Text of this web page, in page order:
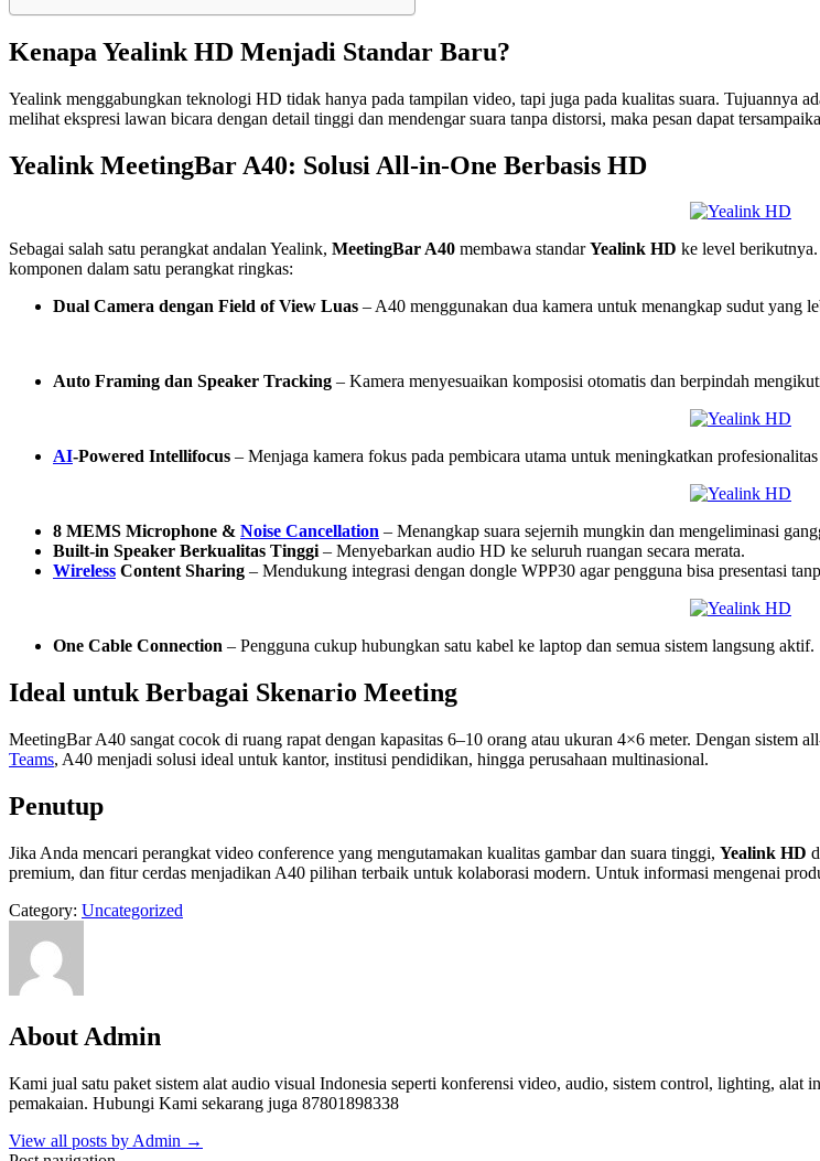
Kenapa Yealink HD Menjadi Standar Baru?
Yealink menggabungkan teknologi HD tidak hanya pada tampilan video, tapi juga pada kualitas suara. Tujuannya
melihat ekspresi lawan bicara dengan detail tinggi dan mendengar suara tanpa distorsi, maka pesan dapat
Yealink MeetingBar A40: Solusi All-in-One Berbasis HD
Sebagai salah satu perangkat andalan Yealink, MeetingBar A40 membawa standarYealink HD ke level
komponen dalam satu perangkat ringkas:
Dual Camera dengan Field of View Luas – A40 menggunakan dua kamera untuk menangkap sudut yang
Auto Framing dan Speaker Tracking – Kamera menyesuaikan komposisi otomatis dan berpindah
AI-Powered Intellifocus – Menjaga kamera fokus pada pembicara utama untuk meningkatkan
8 MEMS Microphone & Noise Cancellation – Menangkap suara sejernih mungkin dan mengeliminasi
Built-in Speaker Berkualitas Tinggi– Menyebarkan audio HD ke seluruh ruangan secara merata.
Wireless Content Sharing – Mendukung integrasi dengan dongle WPP30 agar pengguna bisa presentasi
One Cable Connection – Pengguna cukup hubungkan satu kabel ke laptop dan semua sistem langsung aktif.
Ideal untuk Berbagai Skenario Meeting
MeetingBar A40 sangat cocok di ruang rapat dengan kapasitas 6–10 orang atau ukuran 4×6 meter. Dengan sistem
Teams, A40 menjadi solusi ideal untuk kantor, institusi pendidikan, hingga perusahaan multinasional.
Penutup
Jika Anda mencari perangkat video conference yang mengutamakan kualitas gambar dan suara tinggi, Yealink HD
premium, dan fitur cerdas menjadikan A40 pilihan terbaik untuk kolaborasi modern. Untuk informasi mengenai
Category: Uncategorized
About Admin
Kami jual satu paket sistem alat audio visual Indonesia seperti konferensi video, audio, sistem control, lighting, alat
pemakaian. Hubungi Kami sekarang juga 87801898338
View all posts by Admin →